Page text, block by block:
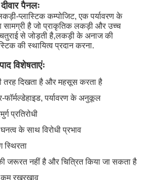
पैनलः
प्लास्टिक कम्पोजिट, एक पर्यावरण के
है जो प्राकृतिक लकड़ी और उच्च
चतुराई से जोड़ती है,लकड़ी के अनाज की
की स्थायित्व प्रदान करना.
विशेषताएंः
तरह दिखता है और महसूस करता है
फॉर्मल्डेहाइड, पर्यावरण के अनुकूल
प्रतिरोधी
के साथ विरोधी प्रभाव
स्थिरता
जरूरत नहीं है और चित्रित किया जा सकता है
रखरखाव